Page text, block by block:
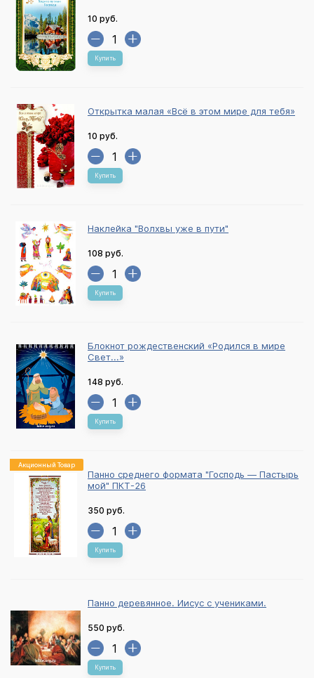
10 руб.
Купить
Открытка малая «Всё в этом мире для тебя»
10 руб.
Купить
Наклейка "Волхвы уже в пути"
108 руб.
Купить
Блокнот рождественский «Родился в мире
Свет...»
148 руб.
Купить
Акционный Товар
Панно среднего формата "Господь — Пастырь
мой" ПКТ-26
350 руб.
Купить
Панно деревянное. Иисус с учениками.
550 руб.
Купить